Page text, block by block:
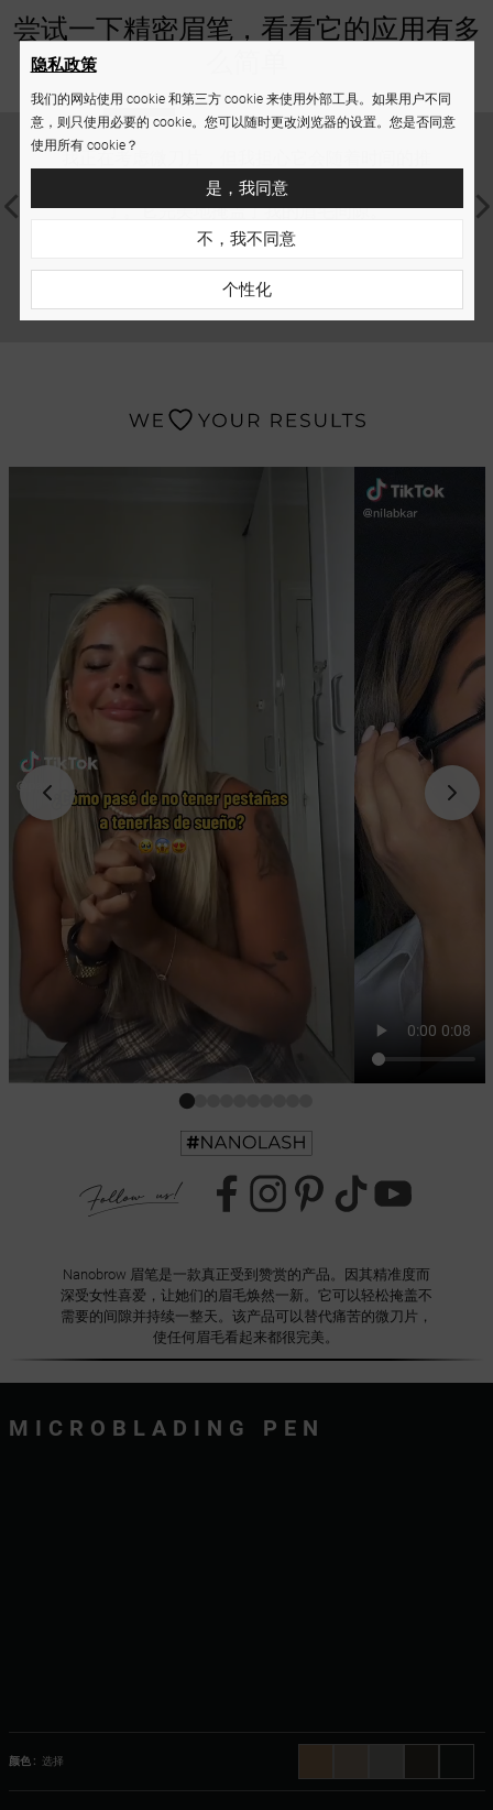
尝试一下精密眉笔，看看它的应用有多
我正在考虑微刀片，但我担心它会随着时间的推
移而改变。我发现了 Nanobrow 眉笔真是太好
了。它完美地掩盖了我的眉毛间隙。
周蒂，26 岁，武汉
就成
Nanobrow 眉笔是一款真正受到赞赏的产品。因其精准度而
深受女性喜爱，让她们的眉毛焕然一新。它可以轻松掩盖不
需要的间隙并持续一整天。该产品可以替代痛苦的微刀片，
使任何眉毛看起来都很完美。
MICROBLADING PEN
颜色 : 选择
隐私政策
我们的网站使用 cookie 和第三方 cookie 来使用外部工具。如果用户不同
意，则只使用必要的 cookie。您可以随时更改浏览器的设置。您是否同意
使用所有 cookie？
是，我同意
不，我不同意
个性化